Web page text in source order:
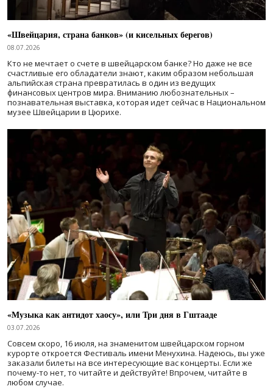
«Швейцария, страна банков» (и кисельных берегов)
08.07.2026
Кто не мечтает о счете в швейцарском банке? Но даже не все
счастливые его обладатели знают, каким образом небольшая
альпийская страна превратилась в один из ведущих
финансовых центров мира. Вниманию любознательных –
познавательная выставка, которая идет сейчас в Национальном
музее Швейцарии в Цюрихе.
«Музыка как антидот хаосу», или Три дня в Гштааде
03.07.2026
Совсем скоро, 16 июля, на знаменитом швейцарском горном
курорте откроется Фестиваль имени Менухина. Надеюсь, вы уже
заказали билеты на все интересующие вас концерты. Если же
почему-то нет, то читайте и действуйте! Впрочем, читайте в
любом случае.